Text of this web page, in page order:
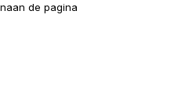
de pagina